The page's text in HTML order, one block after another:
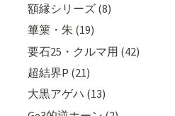
額縁シリーズ (8)
篳篥・朱 (19)
要石25・クルマ用 (42)
超結界P (21)
大黒アゲハ (13)